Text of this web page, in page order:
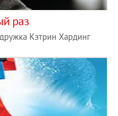
раз
Кэтрин Хардинг